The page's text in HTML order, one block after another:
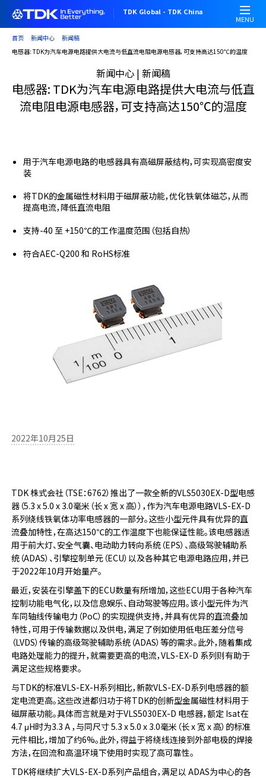
TDK Global - TDK China
MENU
首页 新闻中心
新闻稿
电感器: TDK为汽车电源电路提供大电流与低直流电阻电源电感器，可支持高达150℃的温度
新闻中心 | 新闻稿
电感器: TDK为汽车电源电路提供大电流与低直
流电阻电源电感器，可支持高达150℃的温度
用于汽车电源电路的电感器具有高磁屏蔽结构，可实现高密度安
装
将TDK的金属磁性材料用于磁屏蔽功能，优化铁氧体磁芯，从而
提高电流，降低直流电阻
支持-40 至 +150℃的工作温度范围（包括自热）
符合AEC-Q200 和 RoHS标准
2022年10月25日
TDK 株式会社（TSE：6762）推出了一款全新的VLS5030EX-D型电感
器（5.3 x 5.0 x 3.0毫米（长 x 宽 x 高）），作为汽车电源电路VLS-EX-D
系列绕线铁氧体功率电感器的一部分。这些小型元件具有优异的直
流叠加特性，在高达150℃的工作温度下也能保证性能。该电感器适
用于前大灯、安全气囊、电动助力转向系统（EPS）、高级驾驶辅助系
统（ADAS）、引擎控制单元（ECU）以及各种其它电源电路应用，并已
于2022年10月开始量产。
最近，安装在引擎盖下的ECU数量有所增加，这些ECU用于各种汽车
控制功能电气化，以及信息娱乐、自动驾驶等应用。该小型元件为汽
车同轴线传输电力（PoC）的实现提供支持，并具有优异的直流叠加
特性，可用于传输数据以及供电，满足了例如使用低电压差分信号
（LVDS）传输的高级驾驶辅助系统（ADAS）等的需求。此外，随着集成
电路处理能力的提升，就需要更高的电流，VLS-EX-D 系列则有助于
满足这些规格要求。
与TDK的标准VLS-EX-H系列相比，新款VLS-EX-D系列电感器的额
定电流更高。这些改进都归功于将TDK的创新型金属磁性材料用于
磁屏蔽功能。具体而言就是对于VLS5030EX-D 电感器，额定 Isat在
4.7 μH时为3.3 A ，与同尺寸 5.3 x 5.0 x 3.0毫米（长 x 宽 x 高）的标准
元件相比，增加了约6%。此外，得益于将绕线连接到外部电极的焊接
方法，在回流和高温环境下使用时实现了高可靠性。
TDK将继续扩大VLS-EX-D系列产品组合，满足以 ADAS为中心的各